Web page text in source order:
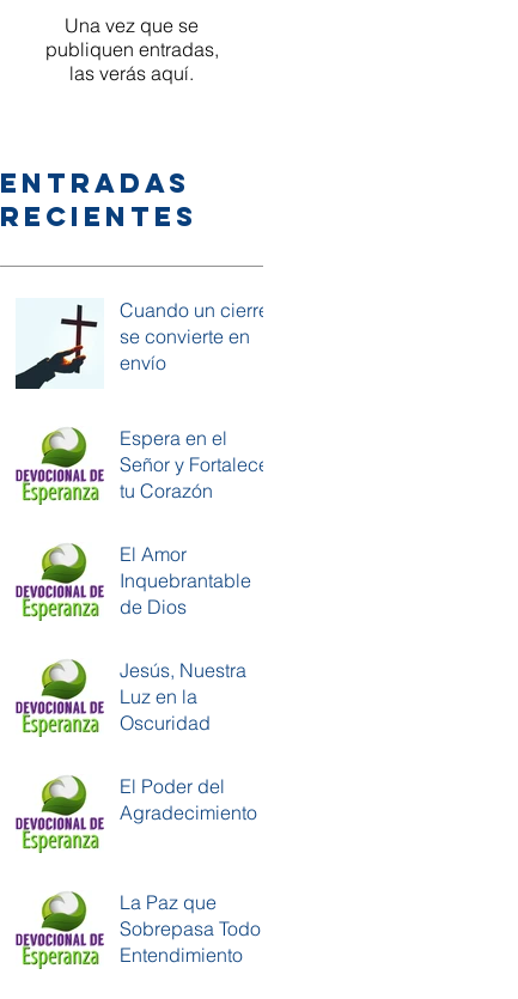
Una vez que se
publiquen entradas,
las verás aquí.
Entradas
recientes
Cuando un cierre
se convierte en
envío
Espera en el
Señor y Fortalece
tu Corazón
El Amor
Inquebrantable
de Dios
Jesús, Nuestra
Luz en la
Oscuridad
El Poder del
Agradecimiento
La Paz que
Sobrepasa Todo
Entendimiento